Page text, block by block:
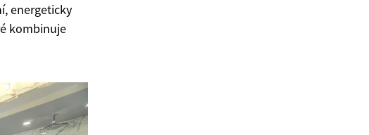
energeticky
kombinuje